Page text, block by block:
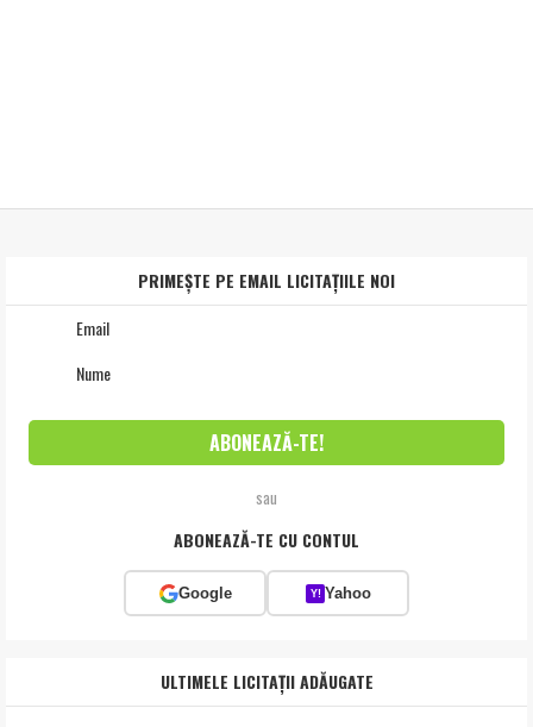
PRIMEȘTE PE EMAIL LICITAȚIILE NOI
sau
ABONEAZĂ-TE CU CONTUL
Google Y! Yahoo
ULTIMELE LICITAȚII ADĂUGATE